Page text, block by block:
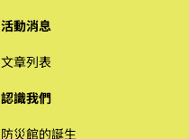
活動消息
文章列表
認識我們
防災館的誕生